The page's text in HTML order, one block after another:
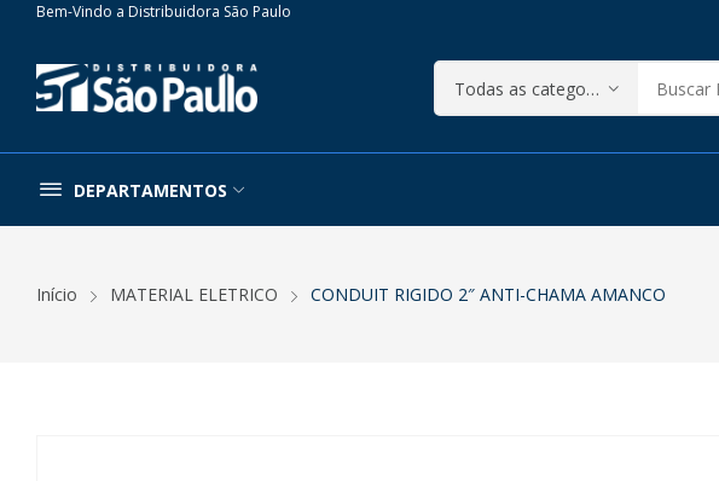
Bem-Vindo a Distribuidora São Paulo
DEPARTAMENTOS
Início MATERIAL ELETRICO CONDUIT RIGIDO 2″ ANTI-CHAMA AMANCO